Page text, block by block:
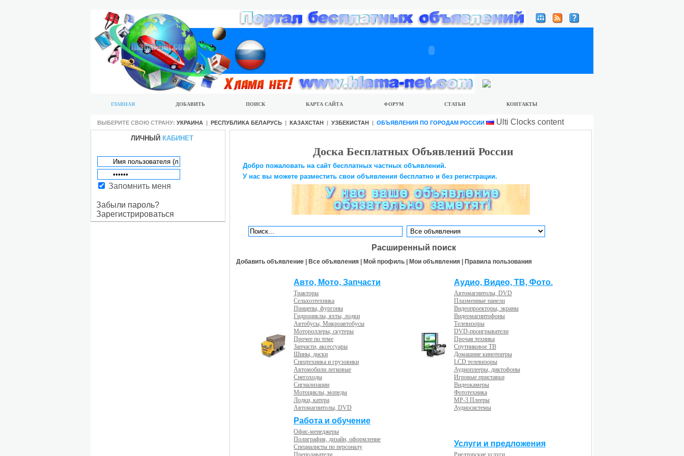
ГЛАВНАЯ ДОБАВИТЬ ПОИСК КАРТА САЙТА ФОРУМ СТАТЬИ КОНТАКТЫ
ВЫБЕРИТЕ СВОЮ СТРАНУ: УКРАИНА | РЕСПУБЛИКА БЕЛАРУСЬ | КАЗАХСТАН | УЗБЕКИСТАН | ОБЪЯВЛЕНИЯ ПО ГОРОДАМ РОССИИ Ulti Clocks content
ЛИЧНЫЙ КАБИНЕТ
Запомнить меня
Забыли пароль?
Зарегистрироваться
Доска Бесплатных Объявлений России
Добро пожаловать на сайт бесплатных частных объявлений.
У нас вы можете разместить свои объявления бесплатно и без регистрации.
Расширенный поиск
Добавить объявление | Все объявления | Мой профиль | Мои объявления | Правила пользования
Авто, Мото, Запчасти
Тракторы
Сельхозтехника
Прицепы, фургоны
Гидроциклы, яхты, лодки
Автобусы, Микроавтобусы
Мотороллеры, скутеры
Прочее по теме
Запчасти, аксессуары
Шины, диски
Спецтехника и грузовики
Автомобили легковые
Снегоходы
Сигнализации
Мотоциклы, мопеды
Лодки, катера
Автомагнитолы, DVD
Аудио, Видео, ТВ, Фото.
Автомагнитолы, DVD
Плазменные панели
Видеопроекторы, экраны
Видеомагнитофоны
Телевизоры
DVD-проигрыватели
Прочая техника
Спутниковое ТВ
Домашние кинотеатры
LCD телевизоры
Аудиоплееры, диктофоны
Игровые приставки
Видеокамеры
Фототехника
MP-3 Плееры
Аудиосистемы
Работа и обучение
Офис-менеджеры
Полиграфия, дизайн, оформление
Специалисты по персоналу
Преподаватели
Услуги и предложения
Риелторские услуги